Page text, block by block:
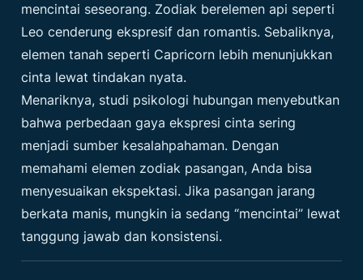
mencintai seseorang. Zodiak berelemen api seperti
Leo cenderung ekspresif dan romantis. Sebaliknya,
elemen tanah seperti Capricorn lebih menunjukkan
cinta lewat tindakan nyata.
Menariknya, studi psikologi hubungan menyebutkan
bahwa perbedaan gaya ekspresi cinta sering
menjadi sumber kesalahpahaman. Dengan
memahami elemen zodiak pasangan, Anda bisa
menyesuaikan ekspektasi. Jika pasangan jarang
berkata manis, mungkin ia sedang “mencintai” lewat
tanggung jawab dan konsistensi.